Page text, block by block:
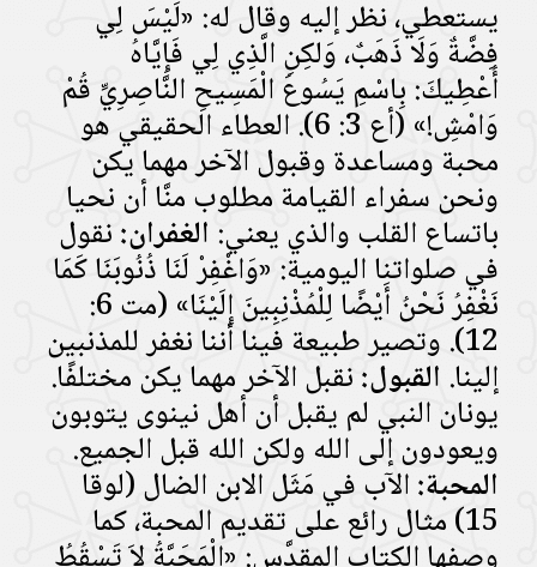
يستعطي، نظر إليه وقال له: «لَيْسَ لِي
فِضَّةٌ وَلَا ذَهَبٌ، وَلكِنِ الَّذِي لِي فَإِيَّاهُ
أُعْطِيكَ: بِاسْمِ يَسُوعَ الْمَسِيحِ النَّاصِرِيِّ قُمْ
وَامْشِ!» (أع 3: 6). العطاء الحقيقي هو
محبة ومساعدة وقبول الآخر مهما يكن
ونحن سفراء القيامة مطلوب منَّا أن نحيا
باتساع القلب والذي يعني: الغفران:نقول
في صلواتنا اليومية: «وَاغْفِرْ لَنَا ذُنُوبَنَا كَمَا
نَغْفِرُ نَحْنُ أَيْضًا لِلْمُذْنِبِينَ إِلَيْنَا» (مت 6:
12). وتصير طبيعة فينا أننا نغفر للمذنبين
إلينا. القبول:نقبل الآخر مهما يكن مختلفًا.
يونان النبي لم يقبل أن أهل نينوى يتوبون
ويعودون إلى الله ولكن الله قبل الجميع.
المحبة:الآب في مَثَل الابن الضال (لوقا
15) مثال رائع على تقديم المحبة، كما